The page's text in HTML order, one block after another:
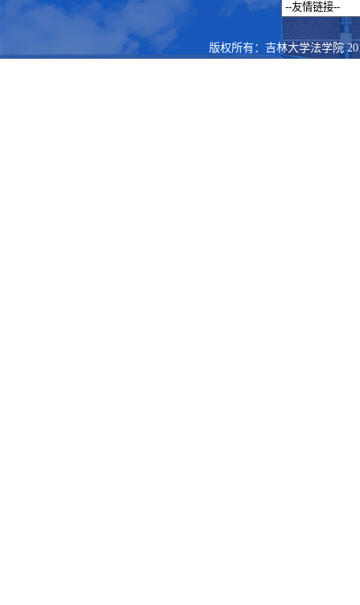
版权所有：吉林大学法学院